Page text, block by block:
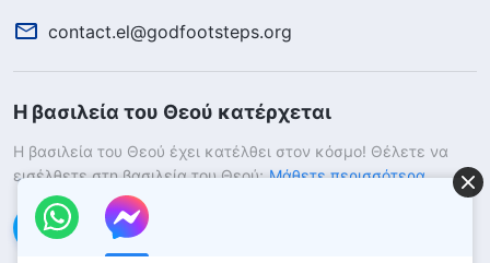
contact.el@godfootsteps.org
Η βασιλεία του Θεού κατέρχεται
Η βασιλεία του Θεού έχει κατέλθει στον κόσμο! Θέλετε να
εισέλθετε στη βασιλεία του Θεού; Μάθετε περισσότερα
Επικοινωνήστε μαζί μας μέσω Messenger